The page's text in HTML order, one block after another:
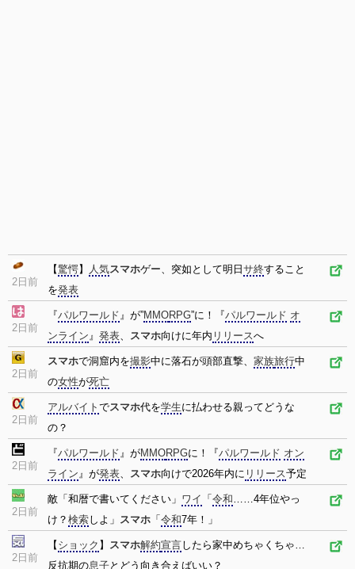
2日前
【驚愕】 人気スマホゲー、突如として明日 サ終すること
を発表
2日前
『パルワールド』が”MMORPG”に！『パルワールド オ
ンライン』 発表、 スマホ向けに年内 リリースへ
2日前
スマホで洞窟内を撮影中に落石が頭部直撃、 家族旅行中
の女性が死亡
2日前
アルバイト でスマホ代を学生に払わせる親ってどうな
の？
2日前
『パルワールド』がMMORPGに！『パルワールド オン
ライン』が発表、 スマホ向けで2026年内に リリース予定
2日前
敵「和暦で書いてください」 ワイ 「 令和……4年位やっ
け？ 検索しよ」 スマホ 「 令和7年！」
2日前
【 ショック 】 スマホ解約宣言したら家中めちゃくちゃ…
反抗期の息子とどう向き合えばいい？